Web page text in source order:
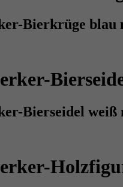
Bierkrüge blau
Bierseidel weiß